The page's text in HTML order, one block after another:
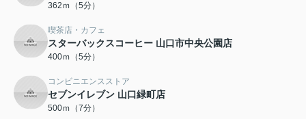
362ｍ（5分）
喫茶店・カフェ
スターバックスコーヒー 山口市中央公園店
400ｍ（5分）
コンビニエンスストア
セブンイレブン 山口緑町店
500ｍ（7分）